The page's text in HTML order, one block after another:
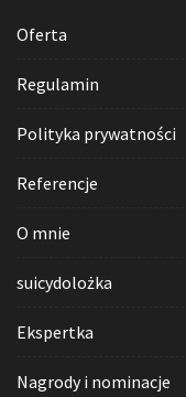
Oferta
Regulamin
Polityka prywatności
Referencje
O mnie
suicydolożka
Ekspertka
Nagrody i nominacje